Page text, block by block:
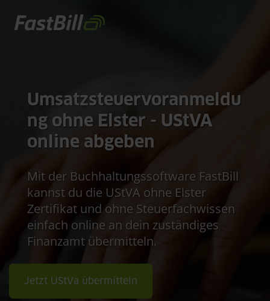
zum
Umsatzsteuervoranmeldu
ng ohne Elster - UStVA
online abgeben
Mit der Buchhaltungssoftware FastBill
kannst du die UStVA ohne Elster
Zertifikat und ohne Steuerfachwissen
einfach online an dein zuständiges
Finanzamt übermitteln.
Jetzt UStVa übermitteln